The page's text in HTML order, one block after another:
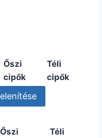
Őszi
cipők
Téli
cipők
Őszi
Téli